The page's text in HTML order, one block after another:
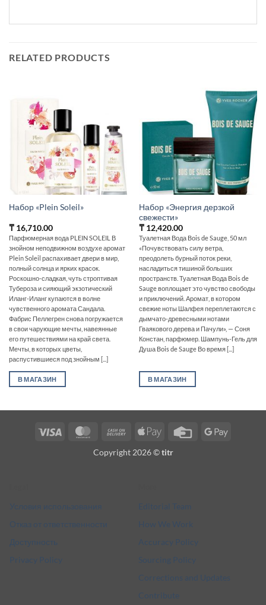
RELATED PRODUCTS
Набор «Plein Soleil»
₸16,710.00
Парфюмерная вода PLEIN SOLEIL В
знойном неподвижном воздухе аромат
Plein Soleil распахивает двери в мир,
полный солнца и ярких красок.
Роскошно-сладкая, чуть строптивая
Тубероза и сияющий экзотический
Иланг-Иланг купаются в волне
чувственного аромата Сандала.
Фабрис Пеллегрен снова погружается
в свои чарующие мечты, навеянные
его путешествиями на край света.
Мечты, в которых цветы,
распустившиеся под знойным [...]
В МАГАЗИН
Набор «Энергия дерзкой
свежести»
₸12,420.00
Туалетная Вода Bois de Sauge, 50 мл
«Почувствовать силу ветра,
преодолеть бурный поток реки,
насладиться тишиной больших
пространств. Туалетная Вода Bois de
Sauge воплощает это чувство свободы
и приключений. Аромат, в котором
свежие ноты Шалфея переплетаются с
дымчато-древесными нотами
Гваякового дерева и Пачули», — Соня
Констан, парфюмер. Шампунь-Гель для
Душа Bois de Sauge Во время [...]
В МАГАЗИН
Visa MasterCardCash
Delivery
Apple
Credit
Google
Copyright 2026 ©titr
Условия использования
Отказ от ответственности
Доступность
Privacy Policy
Editorial Team
How We Work
Accuracy Policy
Sourcing Policy
Corrections and Updates
Contribute